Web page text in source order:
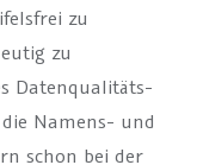
zu
zu
Datenqualitäts-
Namens- und
schon bei der